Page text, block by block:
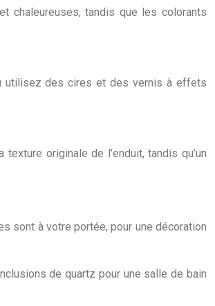
chaleureuses, tandis que les colorants
utilisez des cires et des vernis à effets
originale de l’enduit, tandis qu’un
sont à votre portée, pour une décoration
de quartz pour une salle de bain